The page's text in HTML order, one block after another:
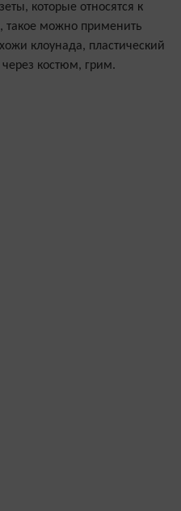
которые относятся к
такое можно применить
клоунада, пластический
через костюм, грим.